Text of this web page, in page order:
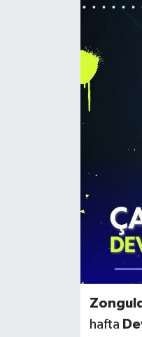
hafta
MAGAZİN
TEKNOLOJİ
VİZYONDAKİLER